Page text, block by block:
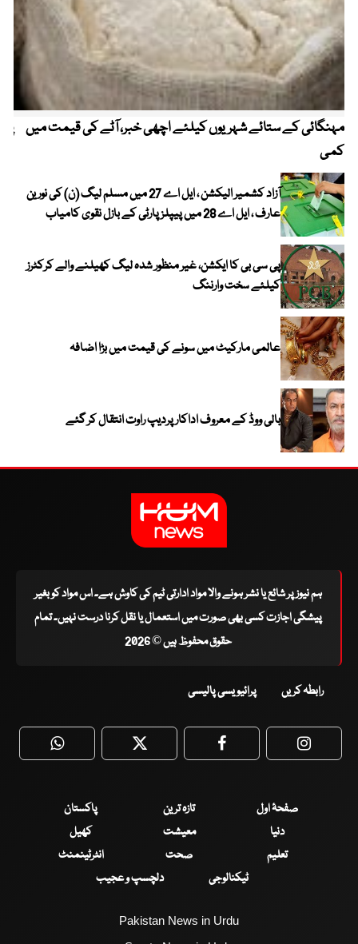
مہنگائی کے ستائے شہریوں کیلئے اچھی خبر، آٹے کی قیمت میں
کمی
آزاد کشمیر الیکشن ، ایل اے 27 میں مسلم لیگ (ن) کی نورین
عارف ، ایل اے 28 میں پیپلز پارٹی کے بازل نقوی کامیاب
پی سی بی کا ایکشن، غیر منظور شدہ لیگ کھیلنے والے کرکٹرز
کیلئے سخت وارننگ
عالمی مارکیٹ میں سونے کی قیمت میں بڑا اضافہ
بالی ووڈ کے معروف اداکار پردیپ راوت انتقال کر گئے
ہم نیوز پر شائع یا نشر ہونے والا مواد ادارتی ٹیم کی کاوش ہے۔ اس مواد کو بغیر
پیشگی اجازت کسی بھی صورت میں استعمال یا نقل کرنا درست نہیں۔ تمام
حقوق محفوظ ہیں © 2026
رابطہ کریں پرائیویسی پالیسی
WhatsApp Twitter Facebook
صفحۂ اول تازہ ترین
پاکستان
دنیا
معیشت
کھیل
تعلیم
صحت
انٹرٹینمنٹ
ٹیکنالوجی
دلچسپ و عجیب
Pakistan News in Urdu